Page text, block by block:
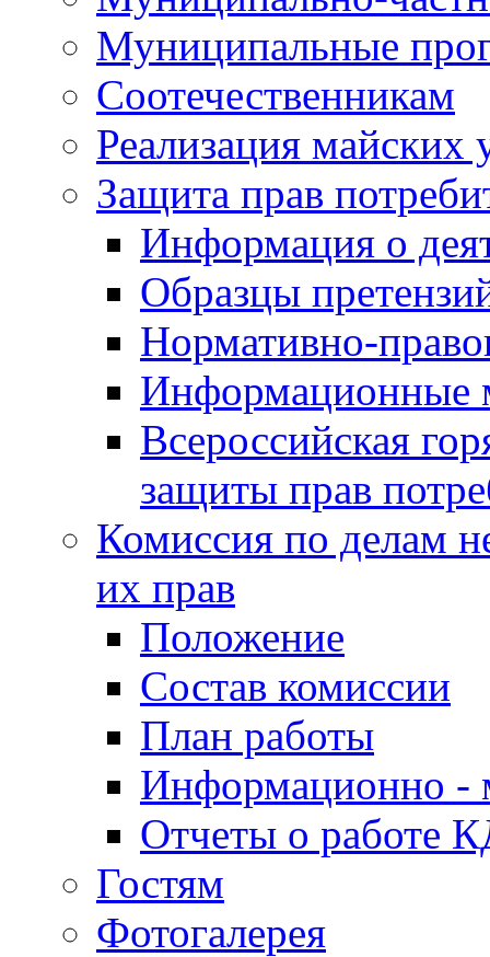
Муниципальные
Соотечественникам
Реализация майских
Защита прав
Информация о
Образцы
Нормативно-
Информационные
Всероссийская
защиты прав
Комиссия по делам
их прав
Положение
Состав комиссии
План работы
Информационно -
Отчеты о работе
Гостям
Фотогалерея